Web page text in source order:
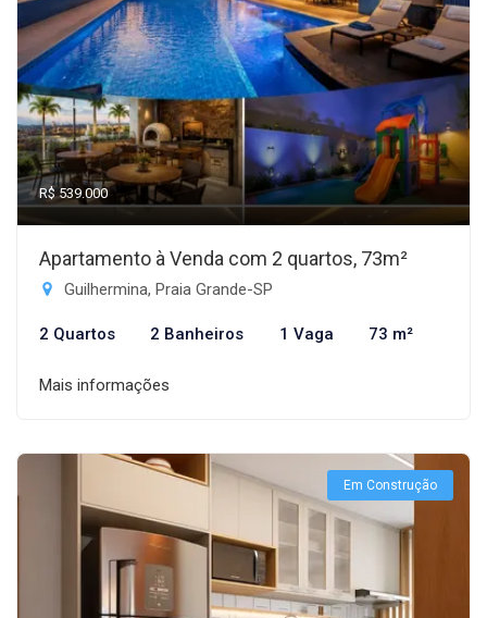
R$ 539.000
Apartamento à Venda com 2 quartos, 73m²
Guilhermina, Praia Grande-SP
2 Quartos 2 Banheiros 1 Vaga 73 m²
Mais informações
Em Construção